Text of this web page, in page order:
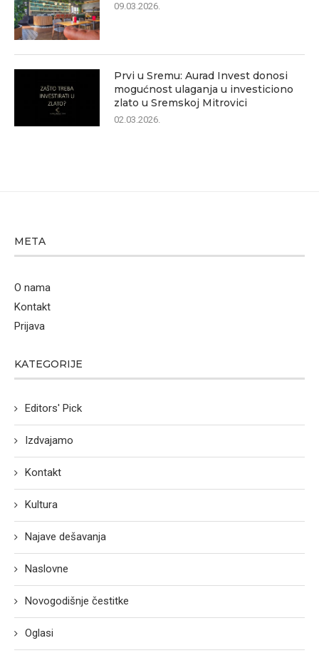
09.03.2026.
Prvi u Sremu: Aurad Invest donosi
mogućnost ulaganja u investiciono
zlato u Sremskoj Mitrovici
02.03.2026.
META
O nama
Kontakt
Prijava
KATEGORIJE
Editors' Pick
Izdvajamo
Kontakt
Kultura
Najave dešavanja
Naslovne
Novogodišnje čestitke
Oglasi